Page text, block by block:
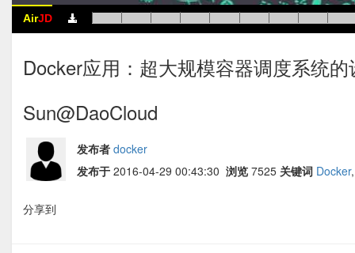
AirJD
Docker应用：超大规模容器调度系统
Sun@DaoCloud
发布者 docker
发布于 2016-04-29 00:43:30 浏览 7525 关键词 Docker,
分享到